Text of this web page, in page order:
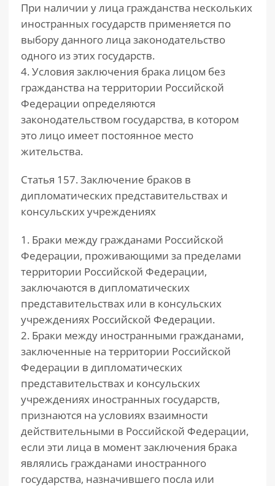
При наличии у лица гражданства нескольких
иностранных государств применяется по
выбору данного лица законодательство
одного из этих государств.
4. Условия заключения брака лицом без
гражданства на территории Российской
Федерации определяются
законодательством государства, в котором
это лицо имеет постоянное место
жительства.
Статья 157. Заключение браков в
дипломатических представительствах и
консульских учреждениях
1. Браки между гражданами Российской
Федерации, проживающими за пределами
территории Российской Федерации,
заключаются в дипломатических
представительствах или в консульских
учреждениях Российской Федерации.
2. Браки между иностранными гражданами,
заключенные на территории Российской
Федерации в дипломатических
представительствах и консульских
учреждениях иностранных государств,
признаются на условиях взаимности
действительными в Российской Федерации,
если эти лица в момент заключения брака
являлись гражданами иностранного
государства, назначившего посла или